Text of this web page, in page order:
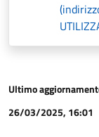
Ultimo
26/03/2025, 16:01